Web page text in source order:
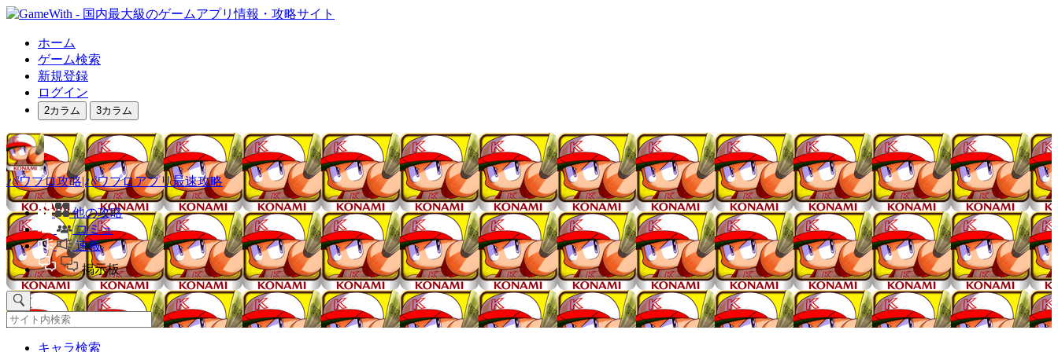
ホーム
ゲーム検索
新規登録
ログイン
2カラム 3カラム
パワプロ攻略|パワプロアプリ最速攻略
他の攻略
コミュ
速報
掲示板
キャラ検索